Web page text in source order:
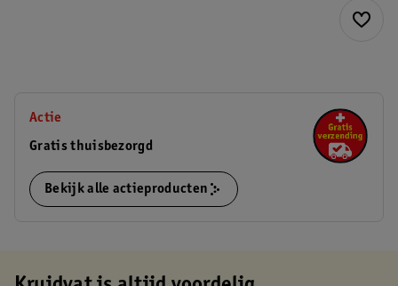
Actie
Gratis thuisbezorgd
Bekijk alle actieproducten